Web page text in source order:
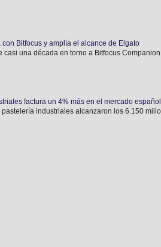
Bitfocus y amplía el alcance de Elgato
una década en torno a Bitfocus
factura un 4% más en el mercado español
industriales alcanzaron los 6.150